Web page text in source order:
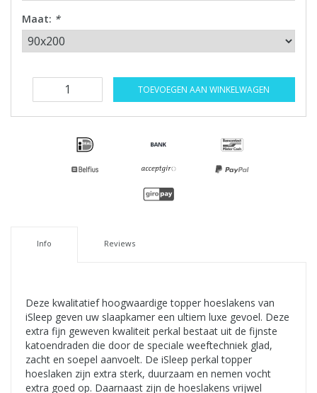
Maat: *
TOEVOEGEN AAN WINKELWAGEN
Info Reviews
Deze kwalitatief hoogwaardige topper hoeslakens van
iSleep geven uw slaapkamer een ultiem luxe gevoel. Deze
extra fijn geweven kwaliteit perkal bestaat uit de fijnste
katoendraden die door de speciale weeftechniek glad,
zacht en soepel aanvoelt. De iSleep perkal topper
hoeslaken zijn extra sterk, duurzaam en nemen vocht
extra goed op. Daarnaast zijn de hoeslakens vrijwel